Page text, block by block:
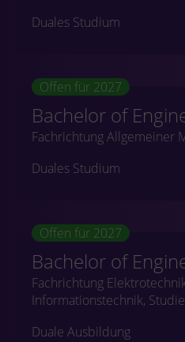
Duales Studium
Offen für 2027
Bachelor of
Fachrichtung Allgemeiner
Duales Studium
Offen für 2027
Bachelor of
Fachrichtung
Informationstechnik,
Duale Ausbildung